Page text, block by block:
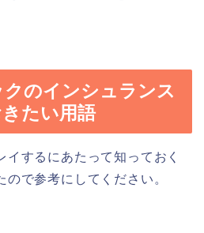
のインシュランス
たい用語
イするにあたって知っておく
で参考にしてください。